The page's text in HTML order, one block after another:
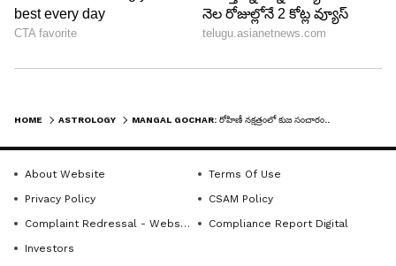
ABOUT THE AUTHOR
RS ramya Sridhar
పది సంవత్సరాలుగా జర్నలిజంలో ఉన్నారు. 2017 నుండి
HOME ASTROLOGY
About Website
Terms Of Use
Privacy Policy
CSAM Policy
Complaint Redressal - Website
Compliance Report Digital
Investors